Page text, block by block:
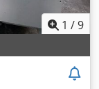
1 /9